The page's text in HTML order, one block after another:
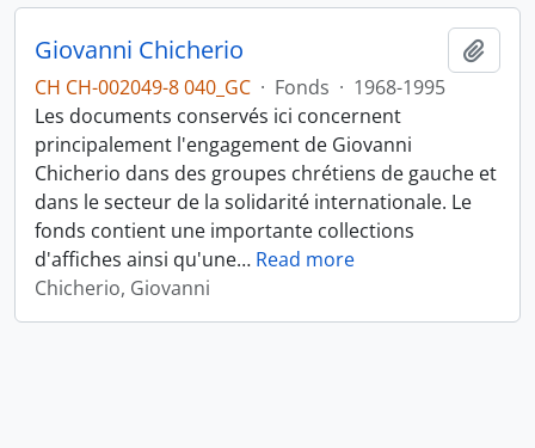
Giovanni Chicherio
CH CH-002049-8 040_GC · Fonds · 1968-1995
Les documents conservés ici concernent
principalement l'engagement de Giovanni
Chicherio dans des groupes chrétiens de gauche et
dans le secteur de la solidarité internationale. Le
fonds contient une importante collections
d'affiches ainsi qu'une… Read more
Chicherio, Giovanni